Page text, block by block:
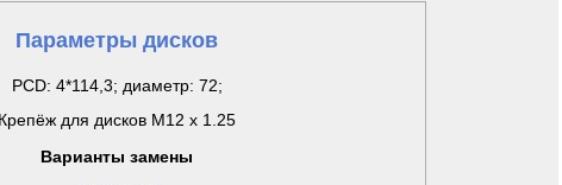
Параметры дисков
PCD: 4*114,3; диаметр: 72;
Крепёж для дисков M12 x 1.25
Варианты замены